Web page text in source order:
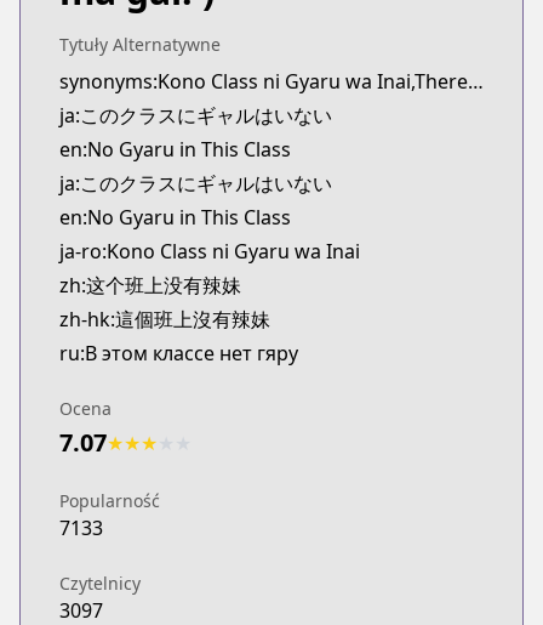
https://kitsu.app/manga/73059
CDJapan
CDJapan
https://www.anime-planet.com/manga/https://
MangaUpdates
MangaUpdates
https://www.mangaupdates.com/
Book☆Walker
Book☆Walker
https://bookwalker.jp/series/506849/list
Official English
Official English
Tytuły Alternatywne
synonyms:Kono Class ni Gyaru wa Inai,There Are No Gals in This Class
ja:このクラスにギャルはいない
en:No Gyaru in This Class
ja:このクラスにギャルはいない
en:No Gyaru in This Class
ja-ro:Kono Class ni Gyaru wa Inai
zh:这个班上没有辣妹
zh-hk:這個班上沒有辣妹
ru:В этом классе нет гяру
Ocena
7.07★★★
Popularność
7133
Czytelnicy
3097